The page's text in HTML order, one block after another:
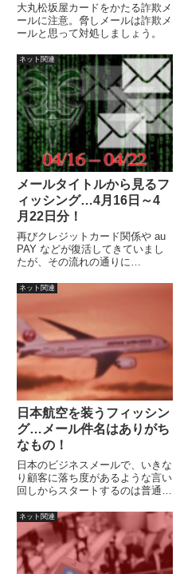
大丸松坂屋カードをかたる詐欺メ
ールに注意。脅しメールは詐欺メ
ールと思って対処しましょう。
ネット関連
メールタイトルから見るフ
ィッシング…4月16日～4
月22日分！
再びクレジットカード関係や au
PAY などが復活してきていまし
たが、その流れの通りに
えています。
ネット関連
日本航空を装うフィッシン
グ…メール件名はありがち
なもの！
日本のビジネスメールで、いきな
り顧客に落ち度があるような言い
回しからスタートするのは普通に
ネット関連